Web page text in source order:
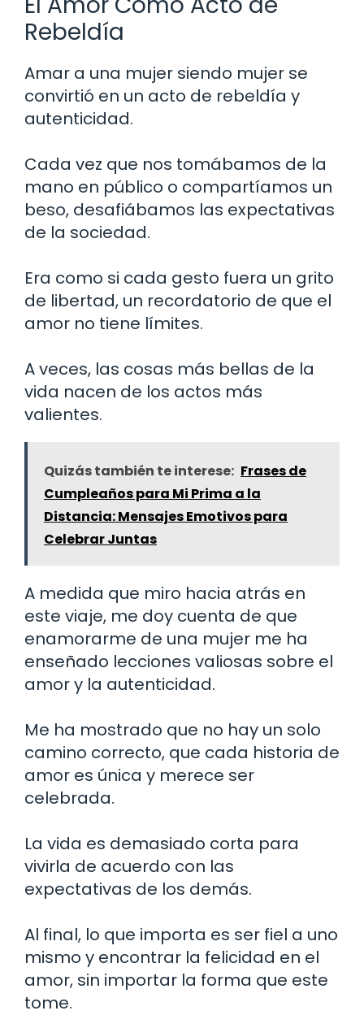
Rebeldía
Amar a una mujer siendo mujer se
convirtió en un acto de rebeldía y
autenticidad.
Cada vez que nos tomábamos de la
mano en público o compartíamos un
beso, desafiábamos las expectativas
de la sociedad.
Era como si cada gesto fuera un grito
de libertad, un recordatorio de que el
amor no tiene límites.
A veces, las cosas más bellas de la
vida nacen de los actos más
valientes.
Quizás también te interese: Frases de
Cumpleaños para Mi Prima a la
Distancia: Mensajes Emotivos para
Celebrar Juntas
A medida que miro hacia atrás en
este viaje, me doy cuenta de que
enamorarme de una mujer me ha
enseñado lecciones valiosas sobre el
amor y la autenticidad.
Me ha mostrado que no hay un solo
camino correcto, que cada historia de
amor es única y merece ser
celebrada.
La vida es demasiado corta para
vivirla de acuerdo con las
expectativas de los demás.
Al final, lo que importa es ser fiel a uno
mismo y encontrar la felicidad en el
amor, sin importar la forma que este
tome.